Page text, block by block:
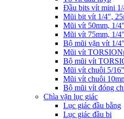
Đầu bits vít mini
Mũi bit vít 1/4",
Mũi vít 50mm, 1/4"
Mũi vít 75mm, 1/4"
Bộ mũi vặn vít 1/4"
Mũi vít
Bộ mũi vít
Mũi vít chuôi 5/16"
Mũi vít chuôi
Bộ mũi vít đóng
Chìa vặn lục giác
Lục giác đầu bằng
Lục giác đầu bi